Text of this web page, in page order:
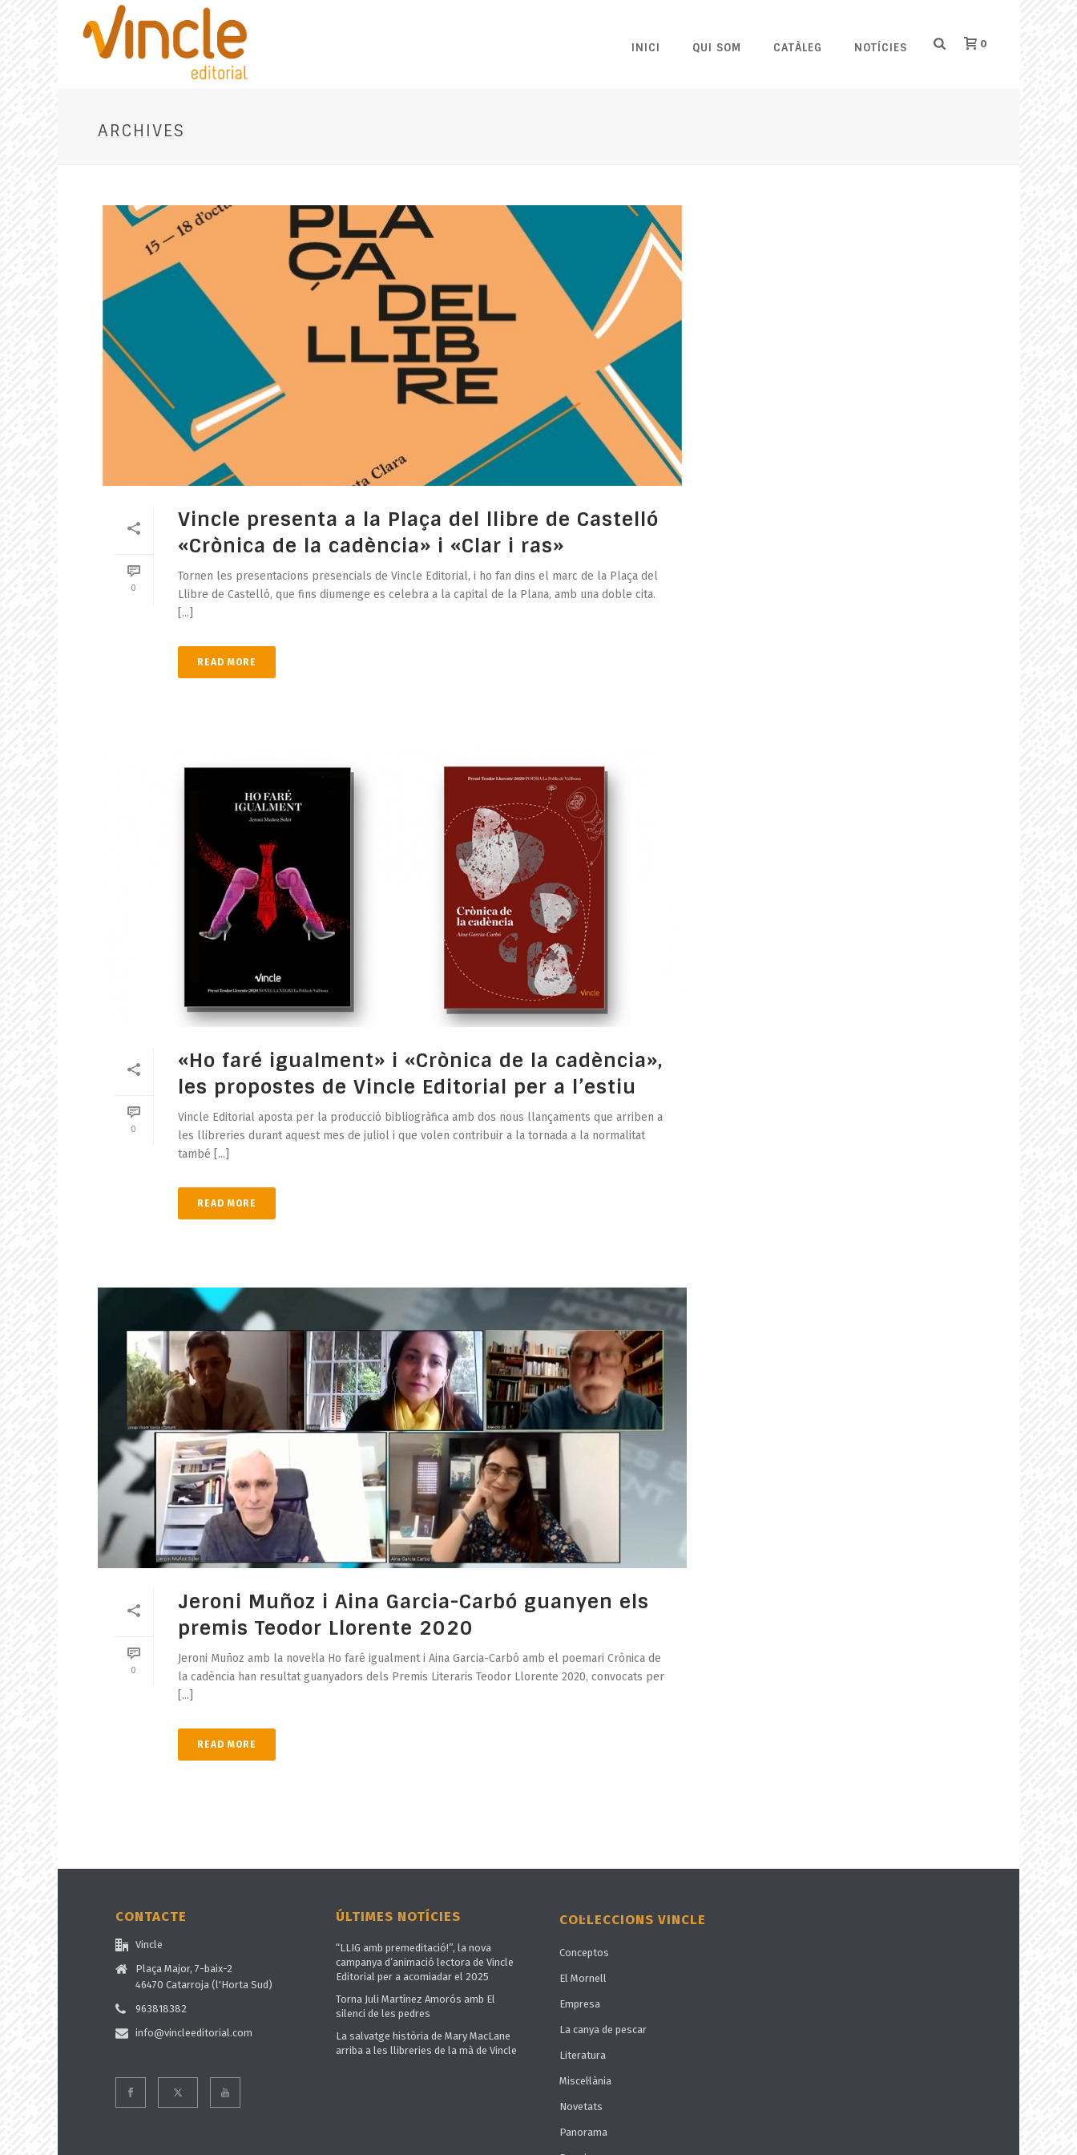
INICI QUI SOM CATÀLEG NOTÍCIES 0
ARCHIVES
0
Vincle presenta a la Plaça del llibre de Castelló
«Crònica de la cadència» i «Clar i ras»
Tornen les presentacions presencials de Vincle Editorial, i ho fan dins el marc de la Plaça del
Llibre de Castelló, que fins diumenge es celebra a la capital de la Plana, amb una doble cita.
[...]
READ MORE
0
«Ho faré igualment» i «Crònica de la cadència»,
les propostes de Vincle Editorial per a l’estiu
Vincle Editorial aposta per la producció bibliogràfica amb dos nous llançaments que arriben a
les llibreries durant aquest mes de juliol i que volen contribuir a la tornada a la normalitat
també [...]
READ MORE
0
Jeroni Muñoz i Aina Garcia-Carbó guanyen els
premis Teodor Llorente 2020
Jeroni Muñoz amb la novel·la Ho faré igualment i Aina Garcia-Carbó amb el poemari Crònica de
la cadència han resultat guanyadors dels Premis Literaris Teodor Llorente 2020, convocats per
[...]
READ MORE
CONTACTE
Vincle
Plaça Major, 7-baix-2
46470 Catarroja (l'Horta Sud)
963818382
info@vincleeditorial.com
ÚLTIMES NOTÍCIES
“LLIG amb premeditació!”, la nova
campanya d’animació lectora de Vincle
Editorial per a acomiadar el 2025
Torna Juli Martínez Amorós amb El
silenci de les pedres
La salvatge història de Mary MacLane
arriba a les llibreries de la mà de Vincle
COL·LECCIONS VINCLE
Conceptos
El Mornell
Empresa
La canya de pescar
Literatura
Miscel·lània
Novetats
Panorama